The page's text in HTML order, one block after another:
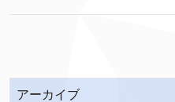
アーカイブ